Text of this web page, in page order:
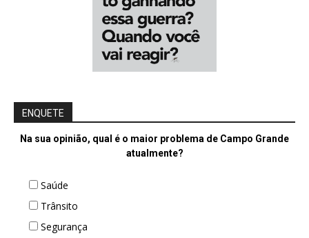
ENQUETE
Na sua opinião, qual é o maior problema de Campo Grande
atualmente?
Saúde
Trânsito
Segurança